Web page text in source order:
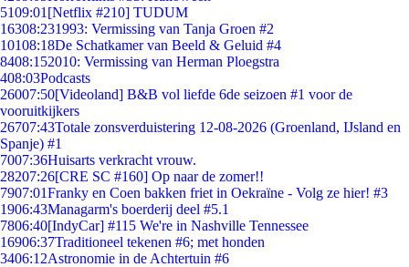
5109:01 [Netflix #210] TUDUM
16308:231993: Vermissing van Tanja Groen #2
10108:18De Schatkamer van Beeld & Geluid #4
8408:152010: Vermissing van Herman Ploegstra
408:03Podcasts
26007:50[Videoland] B&B vol liefde 6de seizoen #1 voor de
vooruitkijkers
26707:43Totale zonsverduistering 12-08-2026 (Groenland, IJsland en
Spanje) #1
7007:36Huisarts verkracht vrouw.
28207:26[CRE SC #160] Op naar de zomer!!
7907:01Franky en Coen bakken friet in Oekraïne - Volg ze hier! #3
1906:43Managarm's boerderij deel #5.1
7806:40[IndyCar] #115 We're in Nashville Tennessee
16906:37Traditioneel tekenen #6; met honden
3406:12Astronomie in de Achtertuin #6